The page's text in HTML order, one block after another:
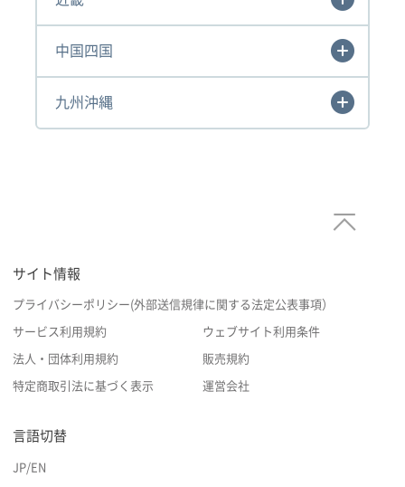
中国四国
九州沖縄
サイト情報
プライバシーポリシー(外部送信規律に関する法定公表事項）
サービス利用規約 ウェブサイト利用条件
法人・団体利用規約 販売規約
特定商取引法に基づく表示 運営会社
言語切替
JP/EN